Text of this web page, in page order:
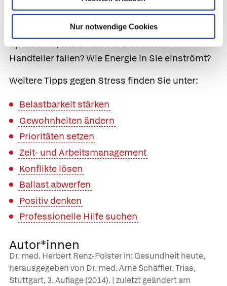
Nur notwendige Cookies
seitlich von sich. Atmen Sie bewusst und tief
weiter. Drehen Sie die Handflächen nach oben.
Spüren Sie, wie Sonnenstrahlen in Ihre
Handteller fallen? Wie Energie in Sie einströmt?
Weitere Tipps gegen Stress finden Sie unter:
Belastbarkeit stärken
Gewohnheiten ändern
Prioritäten setzen
Zeit- und Arbeitsmanagement
Konflikte lösen
Ballast abwerfen
Positiv denken
Professionelle Hilfe suchen
Autor*innen
Dr. med. Herbert Renz-Polster in: Gesundheit heute,
herausgegeben von Dr. med. Arne Schäffler. Trias,
Stuttgart, 3. Auflage (2014). | zuletzt geändert am